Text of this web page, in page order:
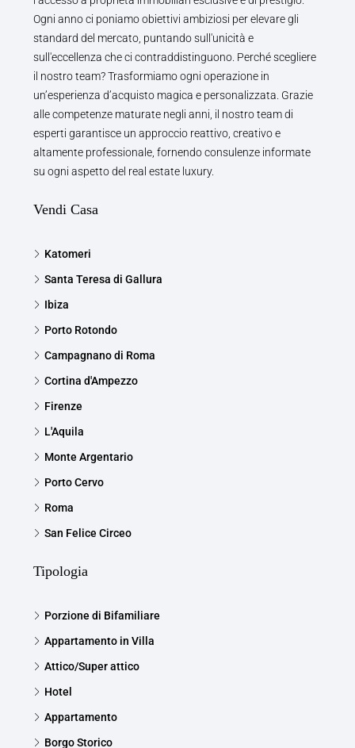
Ogni anno ci poniamo obiettivi ambiziosi per elevare gli
standard del mercato, puntando sull'unicità e
sull'eccellenza che ci contraddistinguono. Perché scegliere
il nostro team? Trasformiamo ogni operazione in
un’esperienza d’acquisto magica e personalizzata. Grazie
alle competenze maturate negli anni, il nostro team di
esperti garantisce un approccio reattivo, creativo e
altamente professionale, fornendo consulenze informate
su ogni aspetto del real estate luxury.
Vendi Casa
Katomeri
Santa Teresa di Gallura
Ibiza
Porto Rotondo
Campagnano di Roma
Cortina d'Ampezzo
Firenze
L'Aquila
Monte Argentario
Porto Cervo
Roma
San Felice Circeo
Tipologia
Porzione di Bifamiliare
Appartamento in Villa
Attico/Super attico
Hotel
Appartamento
Borgo Storico